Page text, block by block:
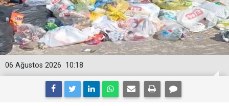
10:18
06 Ağustos 2026